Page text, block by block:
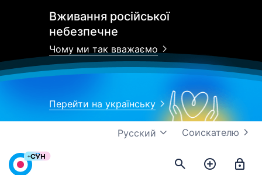
Вживання російської
небезпечне
Чому ми так вважаємо
Перейти на українську
Соискателю
Русский